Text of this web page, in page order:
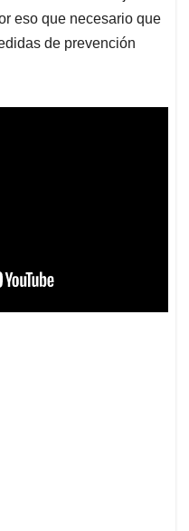
eso que necesario que
de prevención